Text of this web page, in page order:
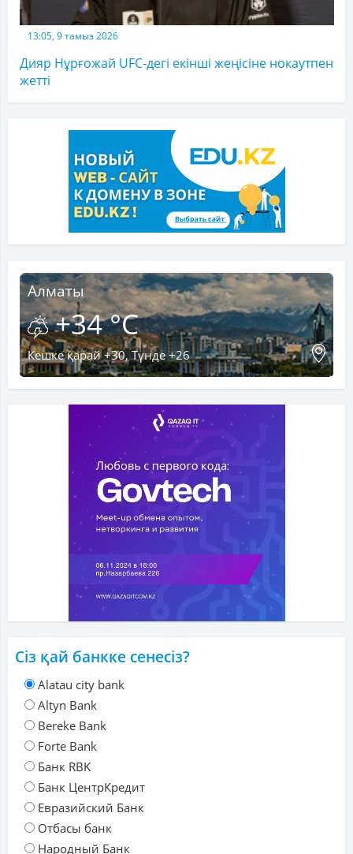
13:05, 9 тамыз 2026
Дияр Нұрғожай UFC-дегі екінші жеңісіне нокаутпен
жетті
Алматы
+34 °C
Кешке қарай +30, Түнде +26
Сіз қай банкке сенесіз?
Alatau city bank
Altyn Bank
Bereke Bank
Forte Bank
Банк RBK
Банк ЦентрКредит
Евразийский Банк
Отбасы банк
Народный Банк